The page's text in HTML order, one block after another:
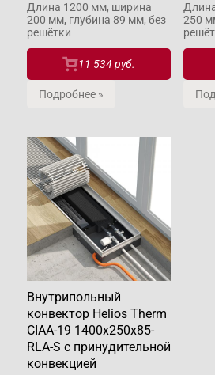
Длина 1200 мм, ширина
200 мм, глубина 89 мм, без
решётки
11 534 руб.
Подробнее »
250
Внутрипольный
конвектор Helios Therm
CIAA-19 1400x250x85-
RLA-S с принудительной
конвекцией